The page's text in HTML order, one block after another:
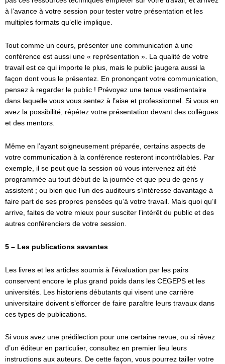
à l’avance à votre session pour tester votre présentation et les
multiples formats qu’elle implique.
Tout comme un cours, présenter une communication à une
conférence est aussi une « représentation ». La qualité de votre
travail est ce qui importe le plus, mais le public jaugera aussi la
façon dont vous le présentez. En prononçant votre communication,
pensez à regarder le public ! Prévoyez une tenue vestimentaire
dans laquelle vous vous sentez à l’aise et professionnel. Si vous en
avez la possibilité, répétez votre présentation devant des collègues
et des mentors.
Même en l’ayant soigneusement préparée, certains aspects de
votre communication à la conférence resteront incontrôlables. Par
exemple, il se peut que la session où vous intervenez ait été
programmée au tout début de la journée et que peu de gens y
assistent ; ou bien que l’un des auditeurs s’intéresse davantage à
faire part de ses propres pensées qu’à votre travail. Mais quoi qu’il
arrive, faites de votre mieux pour susciter l’intérêt du public et des
autres conférenciers de votre session.
5 – Les publications savantes
Les livres et les articles soumis à l’évaluation par les pairs
conservent encore le plus grand poids dans les CEGEPS et les
universités. Les historiens débutants qui visent une carrière
universitaire doivent s’efforcer de faire paraître leurs travaux dans
ces types de publications.
Si vous avez une prédilection pour une certaine revue, ou si rêvez
d’un éditeur en particulier, consultez en premier lieu leurs
instructions aux auteurs. De cette façon, vous pourrez tailler votre